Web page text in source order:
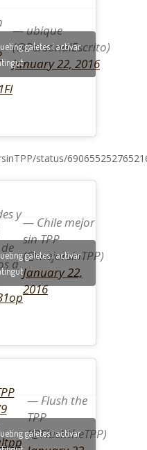
— ubique
(@PersonalEscrito)
January 22, 2016
galetes i activar
status/
y
a
— Chile mejor
sin TPP
(@mejorsinTPP)
January 22,
2016
galetes i activar
— Flush the
TPP
(@FlushtheTPP)
galetes i activar